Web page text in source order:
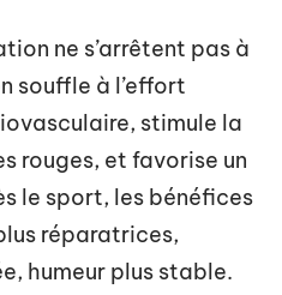
ne s’arrêtent pas à
souffle à l’effort
stimule la
rouges, et favorise un
le sport, les bénéfices
réparatrices,
humeur plus stable.